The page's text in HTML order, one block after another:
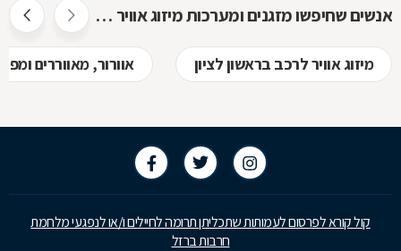
אנשים שחיפשו מזגנים ומערכות מיזוג אוויר חיפשו גם
מיזוג אוויר לרכב בראשון לציון אוורור, מאווררים
קול קורא לפרסום לעמותות שתכליתן תרומה לחיילים ו/או לנפגעי מלחמת
חרבות ברזל